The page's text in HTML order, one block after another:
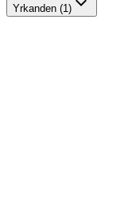
Yrkanden (1)